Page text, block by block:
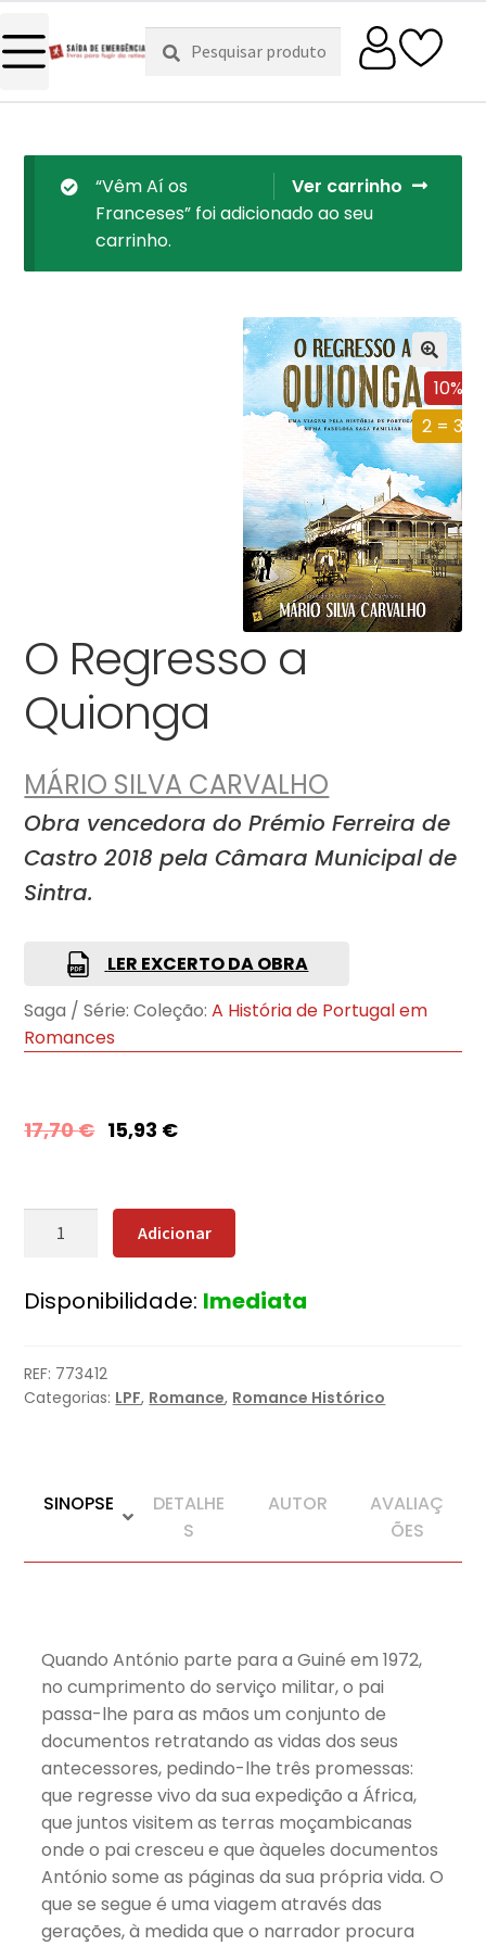
Pesquisar
por:
Pesquisa
Ver carrinho
“Vêm Aí os
Franceses” foi adicionado ao seu
carrinho.
10%
2 = 3
O Regresso a
Quionga
MÁRIO SILVA CARVALHO
Obra vencedora do Prémio Ferreira de
Castro 2018 pela Câmara Municipal de
Sintra.
LER EXCERTO DA OBRA
Saga / Série: Coleção: A História de Portugal em
Romances
17,70€ 15,93 €
Quantidade
Regresso
Adicionar
Disponibilidade: Imediata
REF: 773412
Categorias: LPF, Romance, Romance Histórico
SINOPSE
DETALHE
S
AUTOR
AVALIAÇ
ÕES
Quando António parte para a Guiné em 1972,
no cumprimento do serviço militar, o pai
passa-lhe para as mãos um conjunto de
documentos retratando as vidas dos seus
antecessores, pedindo-lhe três promessas:
que regresse vivo da sua expedição a África,
que juntos visitem as terras moçambicanas
onde o pai cresceu e que àqueles documentos
António some as páginas da sua própria vida. O
que se segue é uma viagem através das
gerações, à medida que o narrador procura